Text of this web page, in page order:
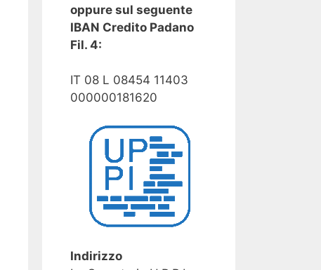
oppure sul seguente
IBAN Credito Padano
Fil. 4:
IT 08 L 08454 11403
000000181620
Indirizzo